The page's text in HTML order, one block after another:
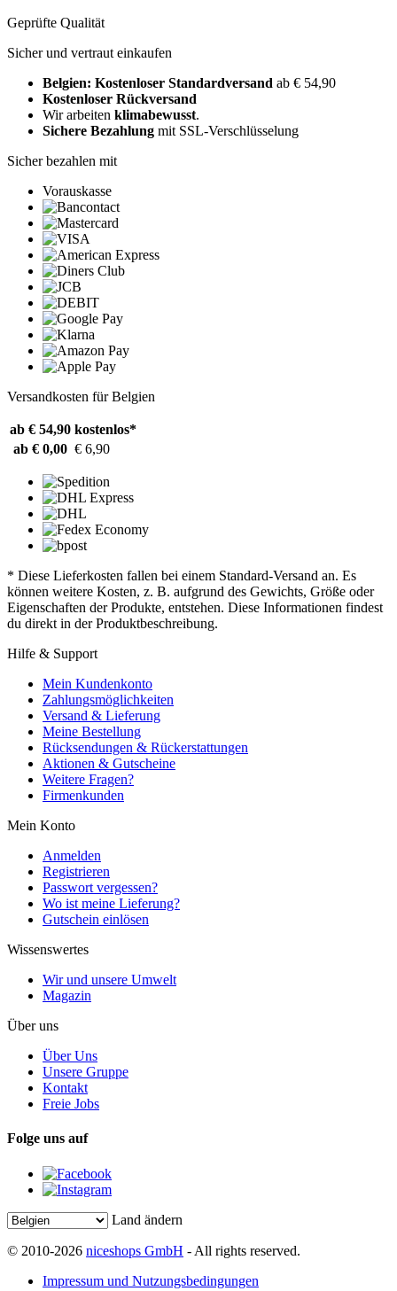
Geprüfte Qualität
Sicher und vertraut einkaufen
Belgien: Kostenloser Standardversand ab € 54,90
Kostenloser Rückversand
Wir arbeiten klimabewusst.
Sichere Bezahlung mit SSL-Verschlüsselung
Sicher bezahlen mit
Vorauskasse
Versandkosten für Belgien
ab € 54,90 kostenlos*
ab € 0,00 € 6,90
* Diese Lieferkosten fallen bei einem Standard-Versand an. Es
können weitere Kosten, z. B. aufgrund des Gewichts, Größe oder
Eigenschaften der Produkte, entstehen. Diese Informationen findest
du direkt in der Produktbeschreibung.
Hilfe & Support
Mein Kundenkonto
Zahlungsmöglichkeiten
Versand & Lieferung
Meine Bestellung
Rücksendungen & Rückerstattungen
Aktionen & Gutscheine
Weitere Fragen?
Firmenkunden
Mein Konto
Anmelden
Registrieren
Passwort vergessen?
Wo ist meine Lieferung?
Gutschein einlösen
Wissenswertes
Wir und unsere Umwelt
Magazin
Über uns
Über Uns
Unsere Gruppe
Kontakt
Freie Jobs
Folge uns auf
Land ändern
© 2010-2026 niceshops GmbH - All rights reserved.
Impressum und Nutzungsbedingungen